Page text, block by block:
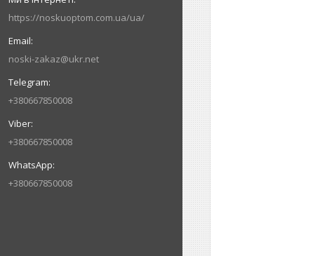
https://noskuoptom.com.ua/ua/
noski-zakaz@ukr.net
+380667850008
+380667850008
+380667850008